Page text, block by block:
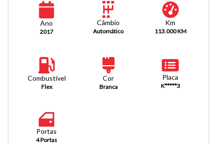
Ano
2017
Câmbio
Automático
Km
113.000 KM
Combustível
Flex
Cor
Branca
Placa
K*****3
Portas
4 Portas